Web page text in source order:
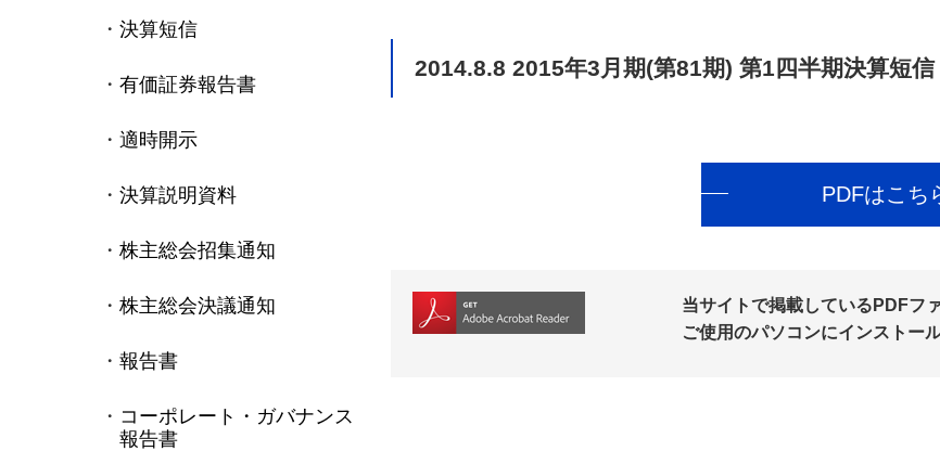
決算短信
有価証券報告書
適時開示
決算説明資料
株主総会招集通知
株主総会決議通知
報告書
コーポレート・ガバナンス
報告書
2014.8.8 2015年3月期(第81期) 第1四半期決算短信
PDFはこち
当サイトで掲載しているPDFフ
ご使用のパソコンにインストー